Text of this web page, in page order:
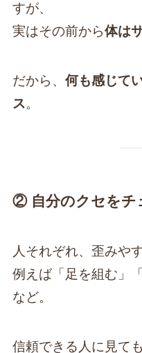
すが、
実はその前から体は
だから、 何も感じて
ス。
② 自分のクセをチ
人それぞれ、歪みや
例えば「足を組む」
など。
信頼できる人に見て